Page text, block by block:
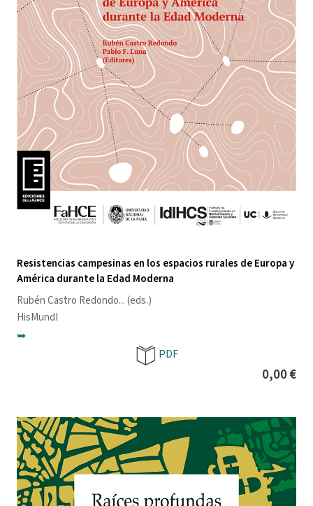
Resistencias campesinas en los espacios rurales de Europa y
América durante la Edad Moderna
Rubén Castro Redondo... (eds.)
HisMundI
➥
PDF
0,00 €